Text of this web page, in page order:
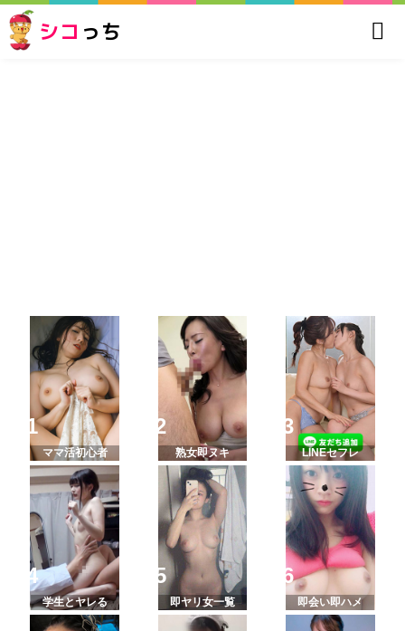
シコ っち
ママ活初心者 熟女即ヌキ LINEセフレ
学生とヤレる 即ヤリ女一覧 即会い即ハメ